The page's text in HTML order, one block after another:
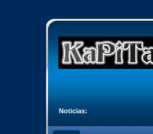
Noticias: